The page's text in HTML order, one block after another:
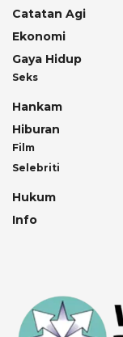
Catatan Agi
Ekonomi
Gaya Hidup
Seks
Hankam
Hiburan
Film
Selebriti
Hukum
Info